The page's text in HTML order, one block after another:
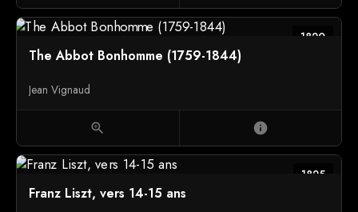
1820
The Abbot Bonhomme (1759-1844)
Jean Vignaud
zoom_in info
1825
Franz Liszt, vers 14-15 ans